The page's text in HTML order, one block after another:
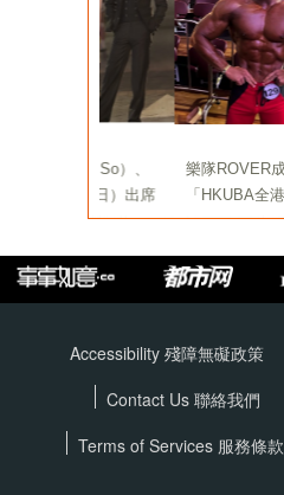
Accessibility 殘障無礙政策
Contact Us 聯絡我們
Terms of Services 服務條款